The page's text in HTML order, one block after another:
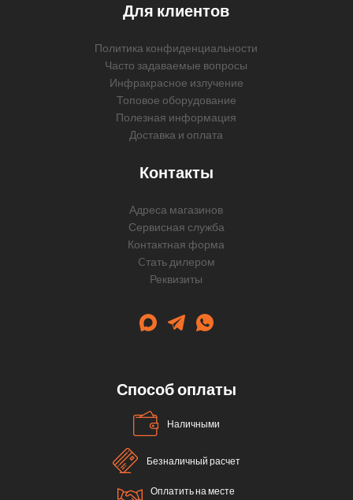
Для клиентов
Политика конфиденциальности
Часто задаваемые вопросы
Инфракрасное излучение
Топовое оборудование
Полезная информация
Доставка и оплата
Контакты
Адреса магазинов
Сервисная служба
Контактная форма
Cтать дилером
Реквизиты
Способ оплаты
Наличными
Безналичный расчет
Оплатить на месте